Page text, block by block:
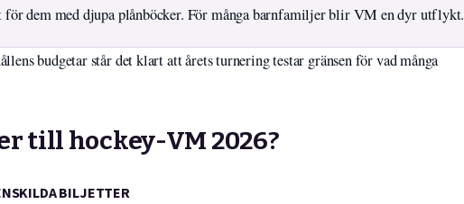
för dem med djupa plånböcker. För många barnfamiljer blir VM en dyr utflykt.
budgetar står det klart att årets turnering testar gränsen för vad många
till hockey-VM 2026?
BILJETTER